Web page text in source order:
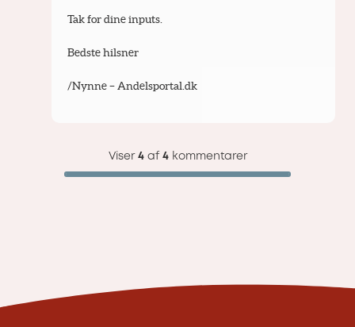
Tak for dine inputs.
Bedste hilsner
/Nynne – Andelsportal.dk
Viser 4af 4kommentarer